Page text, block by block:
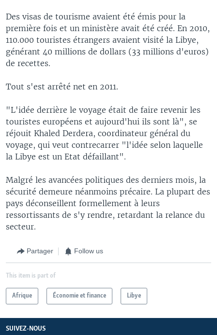
Des visas de tourisme avaient été émis pour la
première fois et un ministère avait été créé. En 2010,
110.000 touristes étrangers avaient visité la Libye,
générant 40 millions de dollars (33 millions d'euros)
de recettes.
Tout s'est arrêté net en 2011.
"L'idée derrière le voyage était de faire revenir les
touristes européens et aujourd'hui ils sont là", se
réjouit Khaled Derdera, coordinateur général du
voyage, qui veut contrecarrer "l'idée selon laquelle
la Libye est un Etat défaillant".
Malgré les avancées politiques des derniers mois, la
sécurité demeure néanmoins précaire. La plupart des
pays déconseillent formellement à leurs
ressortissants de s'y rendre, retardant la relance du
secteur.
Partager Follow us
This item is part of
Afrique Économie et finance Libye
SUIVEZ-NOUS